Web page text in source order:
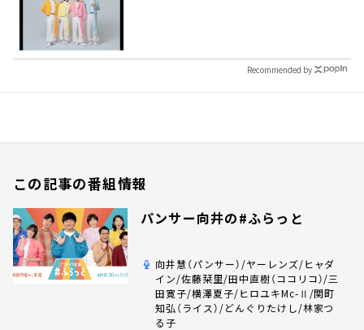
Recommended by
この記事の番組情報
パンサー向井の#ふらっと
向井慧（パンサー）/ヤーレンズ/ヒャダ
イン/佐藤栞里/田中直樹（ココリコ）/三
田寛子/横澤夏子/ヒロユキMc-Ⅱ/関町
知弘（ライス）/どんぐりたけし/林家つ
る子